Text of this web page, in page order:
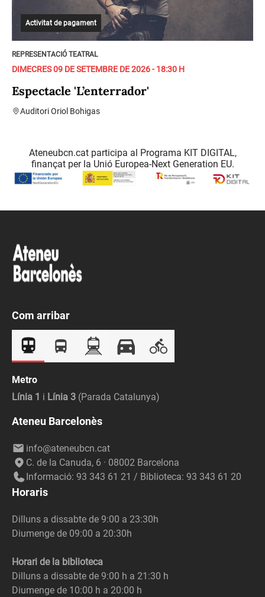
Activitat de pagament
REPRESENTACIÓ TEATRAL
DIMECRES 09 DE SETEMBRE DE 2026 - 18:30 H
Espectacle 'L’enterrador'
Auditori Oriol Bohigas
Ateneubcn.cat participa al Programa KIT DIGITAL,
finançat per la Unió Europea-Next Generation EU.
Com arribar
Metro
Línia 1 i Línia 3 (Parada Catalunya)
Ateneu Barcelonès
info@ateneubcn.cat
C. de la Canuda, 6 · 08002 Barcelona
Informació: 93 343 61 21 / Biblioteca: 93 343 61 20
Horaris
Dilluns a dissabte de 9:00 a 23:30h
Diumenge de 09:00 a 20:30h
Horari de la biblioteca
Dilluns a dissabte de 9:00 h a 21:30 h
Diumenge de 10:00 h a 20:00 h